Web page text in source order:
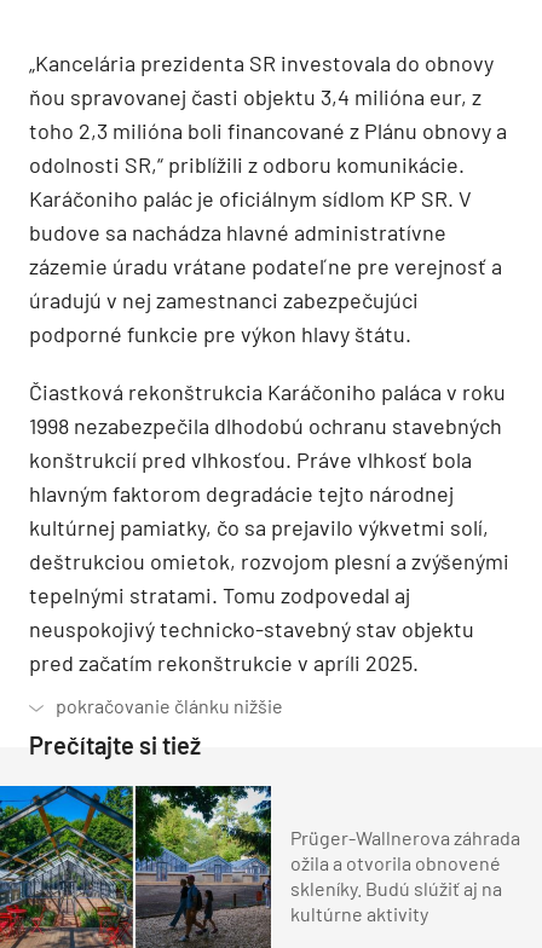
„Kancelária prezidenta SR investovala do obnovy
ňou spravovanej časti objektu 3,4 milióna eur, z
toho 2,3 milióna boli financované z Plánu obnovy a
odolnosti SR,“ priblížili z odboru komunikácie.
Karáčoniho palác je oficiálnym sídlom KP SR. V
budove sa nachádza hlavné administratívne
zázemie úradu vrátane podateľne pre verejnosť a
úradujú v nej zamestnanci zabezpečujúci
podporné funkcie pre výkon hlavy štátu.
Čiastková rekonštrukcia Karáčoniho paláca v roku
1998 nezabezpečila dlhodobú ochranu stavebných
konštrukcií pred vlhkosťou. Práve vlhkosť bola
hlavným faktorom degradácie tejto národnej
kultúrnej pamiatky, čo sa prejavilo výkvetmi solí,
deštrukciou omietok, rozvojom plesní a zvýšenými
tepelnými stratami. Tomu zodpovedal aj
neuspokojivý technicko-stavebný stav objektu
pred začatím rekonštrukcie v apríli 2025.
Prečítajte si tiež
Prüger-Wallnerova záhrada
ožila a otvorila obnovené
skleníky. Budú slúžiť aj na
kultúrne aktivity